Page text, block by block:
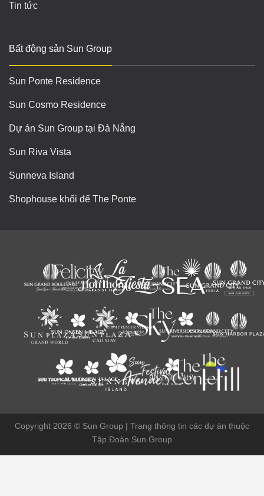
Tin tức
Bất động sản Sun Group
Sun Ponte Residence
Sun Cosmo Residence
Dự án Sun Group tại Đà Nẵng
Sun Riva Vista
Sunneva Island
Shophouse khối đế The Ponte
Copyright 2026 © Sun Group | Trang thông tin các dự án thuộc
Tập Đoàn Sun Group